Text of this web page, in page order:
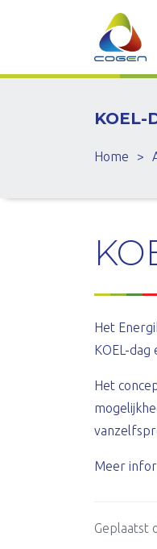
KOEL-
Home >
Het
KOEL-dag
Het
Meer
Geplaatst